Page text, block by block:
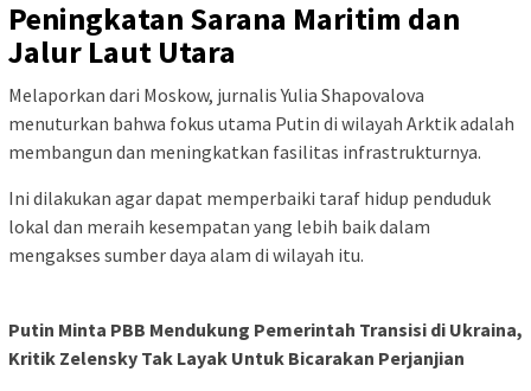
Peningkatan Sarana Maritim dan
Jalur Laut Utara
Melaporkan dari Moskow, jurnalis Yulia Shapovalova
menuturkan bahwa fokus utama Putin di wilayah Arktik adalah
membangun dan meningkatkan fasilitas infrastrukturnya.
Ini dilakukan agar dapat memperbaiki taraf hidup penduduk
lokal dan meraih kesempatan yang lebih baik dalam
mengakses sumber daya alam di wilayah itu.
Putin Minta PBB Mendukung Pemerintah Transisi di Ukraina,
Kritik Zelensky Tak Layak Untuk Bicarakan Perjanjian